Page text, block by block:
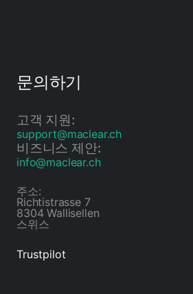
문의하기
고객 지원:
support@maclear.ch
비즈니스 제안:
info@maclear.ch
주소:
Richtistrasse 7
8304 Wallisellen
스위스
Trustpilot